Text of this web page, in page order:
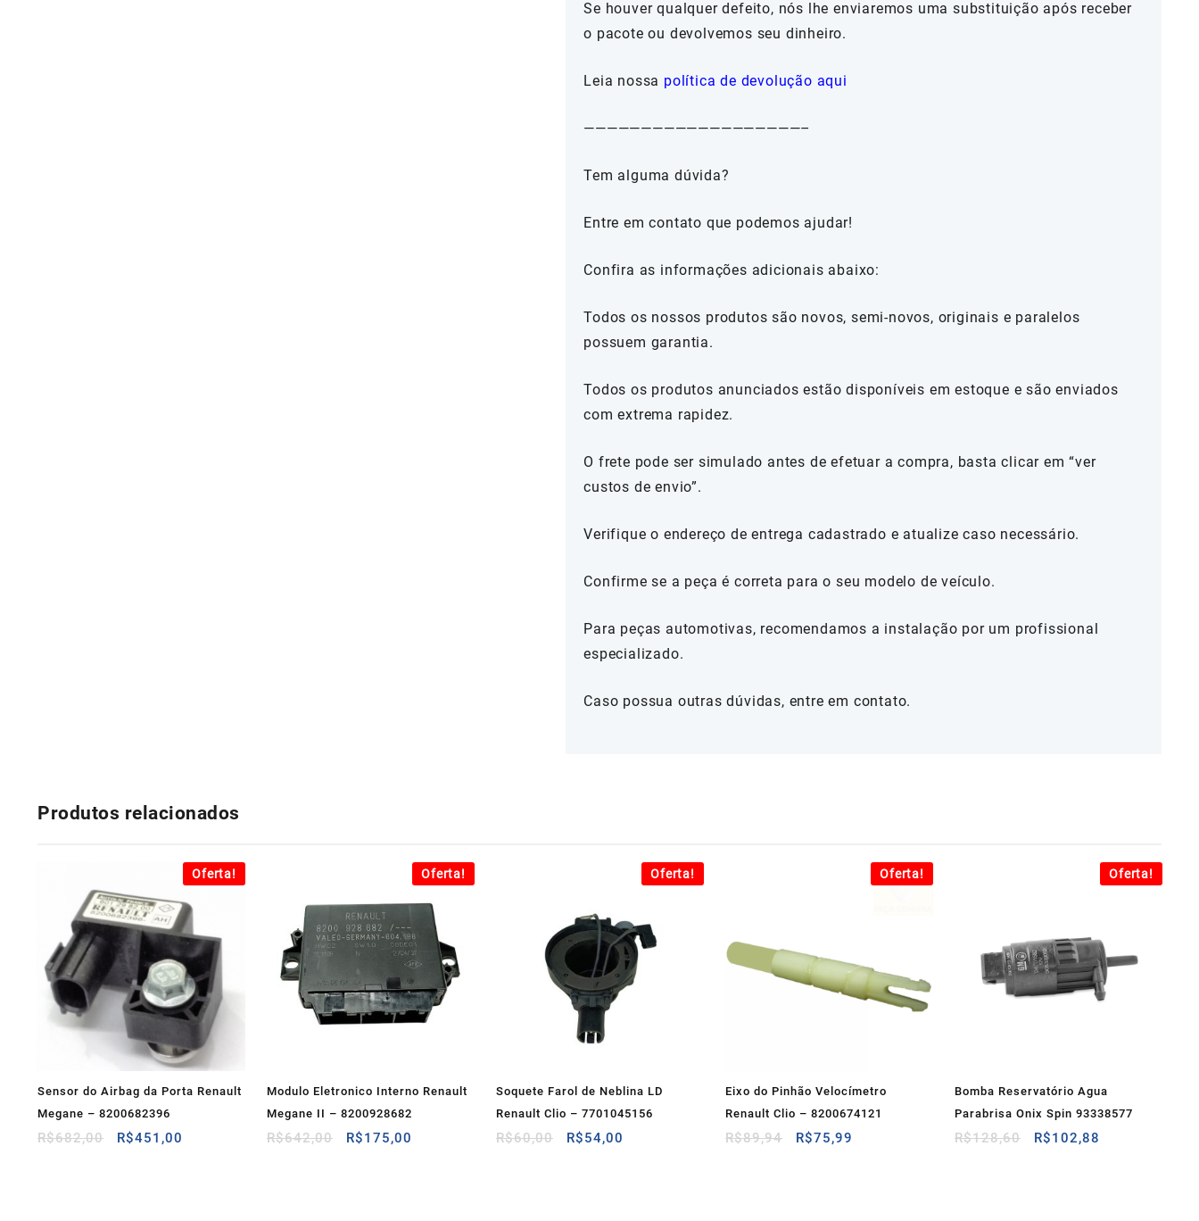
Se houver qualquer defeito, nós lhe enviaremos uma substituição após receber
o pacote ou devolvemos seu dinheiro.
Leia nossa política de devolução aqui
———————————————————–
Tem alguma dúvida?
Entre em contato que podemos ajudar!
Confira as informações adicionais abaixo:
Todos os nossos produtos são novos, semi-novos, originais e paralelos
possuem garantia.
Todos os produtos anunciados estão disponíveis em estoque e são enviados
com extrema rapidez.
O frete pode ser simulado antes de efetuar a compra, basta clicar em “ver
custos de envio”.
Verifique o endereço de entrega cadastrado e atualize caso necessário.
Confirme se a peça é correta para o seu modelo de veículo.
Para peças automotivas, recomendamos a instalação por um profissional
especializado.
Caso possua outras dúvidas, entre em contato.
Produtos relacionados
Oferta!
Sensor do Airbag da Porta Renault
Megane – 8200682396
R$682,00
O
R$451,00
Oferta!
Modulo Eletronico Interno Renault
Megane II – 8200928682
R$642,00
O
R$175,00
Oferta!
Soquete Farol de Neblina LD
Renault Clio – 7701045156
R$60,00
O
R$54,00
Oferta!
Eixo do Pinhão Velocímetro
Renault Clio – 8200674121
R$89,94
O
R$75,99
Oferta!
Bomba Reservatório Agua
Parabrisa Onix Spin 93338577
R$128,60
O
R$102,88